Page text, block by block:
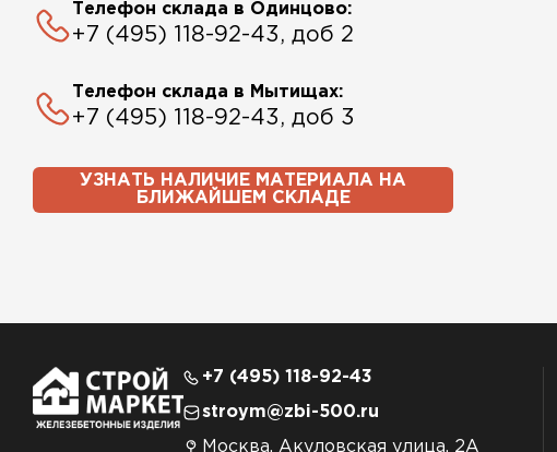
Телефон склада в Одинцово:
+7 (495) 118-92-43, доб 2
Телефон склада в Мытищах:
+7 (495) 118-92-43, доб 3
УЗНАТЬ НАЛИЧИЕ МАТЕРИАЛА НА
БЛИЖАЙШЕМ СКЛАДЕ
+7 (495) 118-92-43
stroym@zbi-500.ru
Москва, Акуловская улица, 2А